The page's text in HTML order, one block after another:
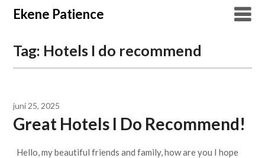
Overslaan
naar
Ekene Patience
Tag: Hotels I do recommend
juni 25, 2025
Great Hotels I Do Recommend!
Hello, my beautiful friends and family, how are you I hope